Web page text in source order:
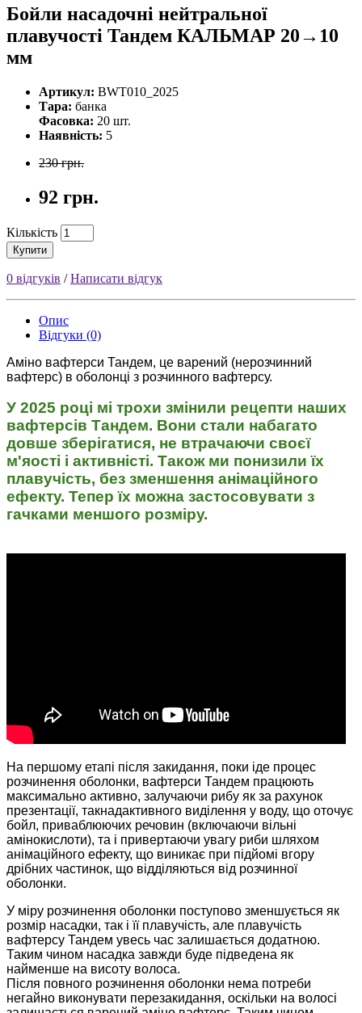
Бойли насадочні нейтральної
плавучості Тандем КАЛЬМАР 20→10
мм
Артикул: BWT010_2025
Тара: банка
Фасовка: 20 шт.
Наявність: 5
230 грн.
92 грн.
Кількість
Купити
0 відгуків /Написати відгук
Опис
Відгуки (0)
Аміно вафтерси Тандем, це варений (нерозчинний
вафтерс) в оболонці з розчинного вафтерсу.
У 2025 році мі трохи змінили рецепти наших
вафтерсів Тандем. Вони стали набагато
довше зберігатися, не втрачаючи своєї
м'яості і активністі. Також ми понизили їх
плавучість, без зменшення анімаційного
ефекту. Тепер їх можна застосовувати з
гачками меншого розміру.
На першому етапі після закидання, поки іде процес
розчинення оболонки, вафтерси Тандем працюють
максимально активно, залучаючи рибу як за рахунок
презентації, такнадактивного виділення у воду, що оточує
бойл, приваблюючих речовин (включаючи вільні
амінокислоти), та і привертаючи увагу риби шляхом
анімаційного ефекту, що виникає при підйомі вгору
дрібних частинок, що відділяються від розчинної
оболонки.
У міру розчинення оболонки поступово зменшується як
розмір насадки, так і її плавучість, але плавучість
вафтерсу Тандем увесь час залишається додатною.
Таким чином насадка завжди буде підведена як
найменше на висоту волоса.
Після повного розчинення оболонки нема потреби
негайно виконувати перезакидання, оскільки на волосі